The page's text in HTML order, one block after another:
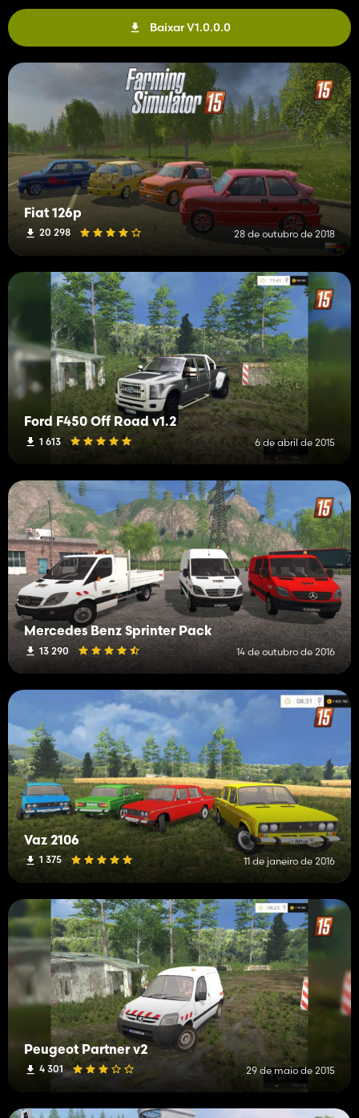
Baixar V1.0.0.0
Fiat 126p
20 298 28 de outubro de 2018
Ford F450 Off Road v1.2
1 613 6 de abril de 2015
Mercedes Benz Sprinter Pack
13 290 14 de outubro de 2016
Vaz 2106
1 375 11 de janeiro de 2016
Peugeot Partner v2
4 301 29 de maio de 2015